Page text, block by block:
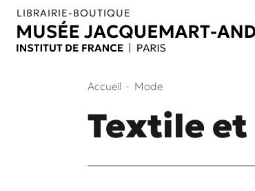
Aller au menu
Aller au contenu
LIBRAIRIE-BOUTIQUE
Accueil Mode
Textile et